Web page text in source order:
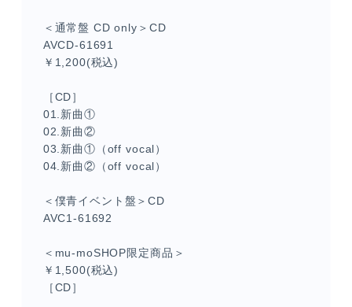
＜通常盤 CD only＞CD
AVCD-61691
￥1,200(税込)
［CD］
01.新曲①
02.新曲②
03.新曲①（off vocal）
04.新曲②（off vocal）
＜僕青イベント盤＞CD
AVC1-61692
＜mu-moSHOP限定商品＞
￥1,500(税込)
［CD］